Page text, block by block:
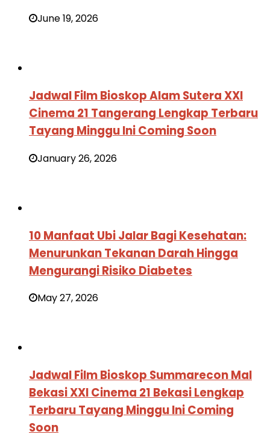
June 19, 2026
Jadwal Film Bioskop Alam Sutera XXI
Cinema 21 Tangerang Lengkap Terbaru
Tayang Minggu Ini Coming Soon
January 26, 2026
10 Manfaat Ubi Jalar Bagi Kesehatan:
Menurunkan Tekanan Darah Hingga
Mengurangi Risiko Diabetes
May 27, 2026
Jadwal Film Bioskop Summarecon Mal
Bekasi XXI Cinema 21 Bekasi Lengkap
Terbaru Tayang Minggu Ini Coming
Soon